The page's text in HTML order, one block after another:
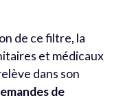
de ce filtre, la
et médicaux
dans son
de